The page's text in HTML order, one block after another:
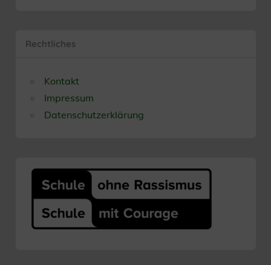
Rechtliches
Kontakt
Impressum
Datenschutzerklärung